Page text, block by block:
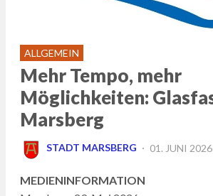
ALLGEMEIN
Mehr Tempo, mehr
Möglichkeiten:
Marsberg
STADT MARSBERG
POSTED
01. JUNI 2026
MEDIENINFORMATION